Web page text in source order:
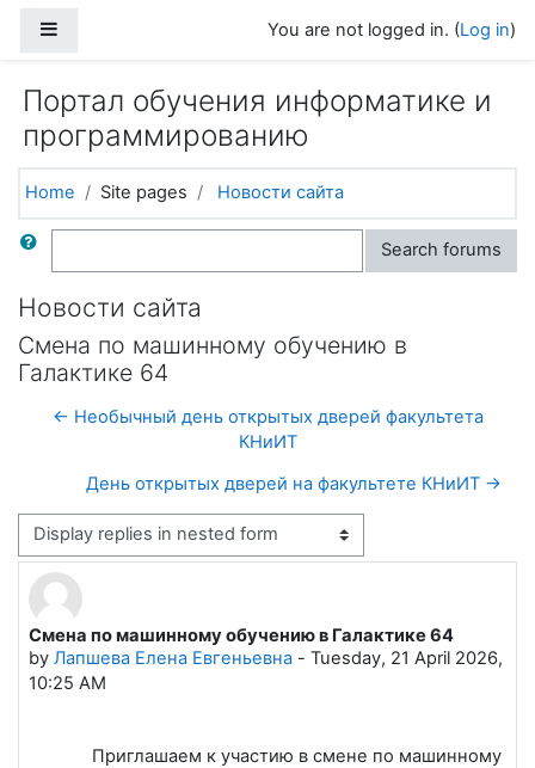
You are not logged in. (Log in)
Портал обучения информатике и
программированию
Home Site pages Новости сайта
Search Search forums
Новости сайта
Смена по машинному обучению в
Галактике 64
← Необычный день открытых дверей факультета
КНиИТ
День открытых дверей на факультете КНиИТ →
Display mode
Смена по машинному обучению в Галактике 64
by Лапшева Елена Евгеньевна - Tuesday, 21 April 2026,
10:25 AM
Number of replies: 0
Приглашаем к участию в смене по машинному